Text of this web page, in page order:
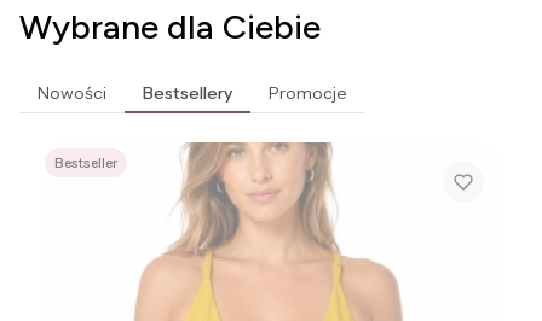
Wybrane dla Ciebie
Nowości Bestsellery Promocje
Bestseller